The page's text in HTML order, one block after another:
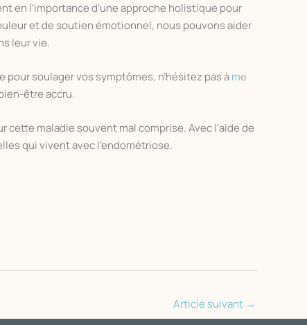
en l’importance d’une approche holistique pour
et de soutien émotionnel, nous pouvons aider
leur vie.
soulager vos symptômes, n’hésitez pas àme
être accru.
maladie souvent mal comprise. Avec l’aide de
qui vivent avec l’endométriose.
Article suivant →